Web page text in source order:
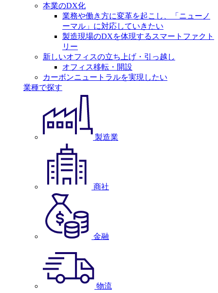
本業のDX化
業務や働き方に変革を起こし、「ニューノ
ーマル」に対応していきたい
製造現場のDXを体現するスマートファクト
リー
新しいオフィスの立ち上げ・引っ越し
オフィス移転・開設
カーボンニュートラルを実現したい
業種で探す
製造業
商社
金融
物流